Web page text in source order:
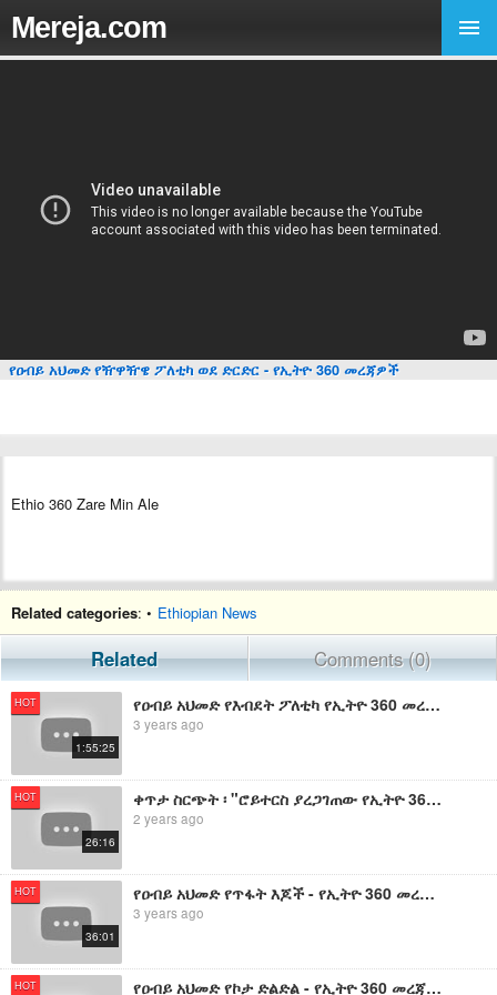
Mereja.com
የዐብይ አህመድ የዥዋዥዌ ፖለቲካ ወደ ድርድር - የኢትዮ 360 መረጃዎች
Ethio 360 Zare Min Ale
Related categories: • Ethiopian News
Related Comments (0)
HOT
1:55:25
የዐብይ አህመድ የእብደት ፖለቲካ የኢትዮ 360 መረጃዎች
3 years ago
HOT
26:16
ቀጥታ ስርጭት ፡ "ሮይተርስ ያረጋገጠው የኢትዮ 360 መረጃ እና የዐብይ አህመድ አዲስ ኦፕሬሽን " ፡ የኢትዮ 360 መረጃዎች እና ትንታኔ
2 years ago
HOT
36:01
የዐብይ አህመድ የጥፋት እጆች - የኢትዮ 360 መረጃዎች
3 years ago
HOT የዐብይ አህመድ የኮታ ድልድል - የኢትዮ 360 መረጃዎች